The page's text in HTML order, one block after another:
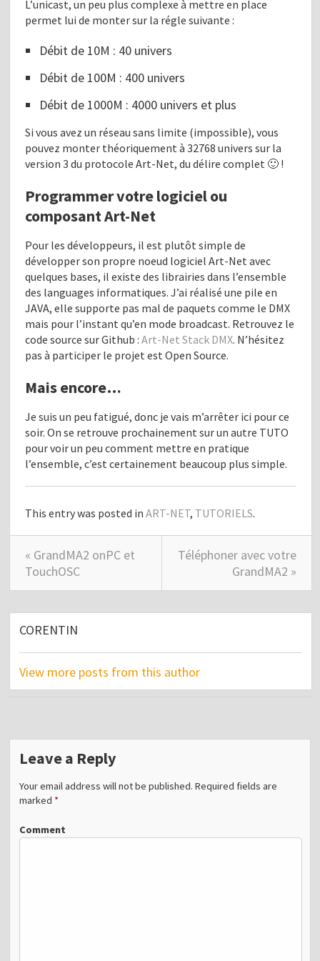
L’unicast, un peu plus complexe à mettre en place
permet lui de monter sur la régle suivante :
Débit de 10M : 40 univers
Débit de 100M : 400 univers
Débit de 1000M : 4000 univers et plus
Si vous avez un réseau sans limite (impossible), vous
pouvez monter théoriquement à 32768 univers sur la
version 3 du protocole Art-Net, du délire complet 🙂 !
Programmer votre logiciel ou
composant Art-Net
Pour les développeurs, il est plutôt simple de
développer son propre noeud logiciel Art-Net avec
quelques bases, il existe des librairies dans l’ensemble
des languages informatiques. J’ai réalisé une pile en
JAVA, elle supporte pas mal de paquets comme le DMX
mais pour l’instant qu’en mode broadcast. Retrouvez le
code source sur Github :Art-Net Stack DMX. N’hésitez
pas à participer le projet est Open Source.
Mais encore…
Je suis un peu fatigué, donc je vais m’arrêter ici pour ce
soir. On se retrouve prochainement sur un autre TUTO
pour voir un peu comment mettre en pratique
l’ensemble, c’est certainement beaucoup plus simple.
This entry was posted inART-NET, TUTORIELS.
« GrandMA2 onPC et
TouchOSC
Téléphoner avec votre
GrandMA2 »
CORENTIN
View more posts from this author
Leave a Reply
Your email address will not be published. Required fields are
marked *
Comment